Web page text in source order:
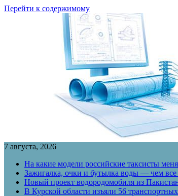
Перейти к содержимому
7 августа, 2026
На какие модели российские таксисты
Зажигалка, очки и бутылка воды — чем все
Новый проект водородомобиля из
В Курской области изъяли 56